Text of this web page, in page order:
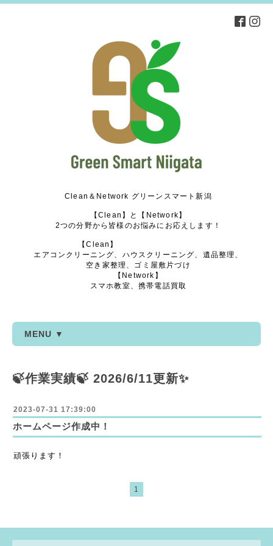
Clean＆Network グリーンスマート新潟
【Clean】と【Network】
2つの分野から皆様のお悩みにお応えします！
【Clean】
エアコンクリーニング、ハウスクリーニング、遺品整理、
空き家整理、ゴミ屋敷片づけ
【Network】
スマホ教室、携帯電話買取
MENU ▼
🍃作業実績🍃 2026/6/11更新✨
2023-07-31 17:39:00
ホームページ作成中！
頑張ります！
1